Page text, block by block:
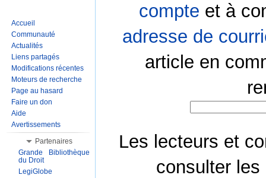
compte et à
adresse de
article en
Les lecteurs et
consulter les
Accueil
Communauté
Actualités
Liens partagés
Modifications récentes
Moteurs de recherche
Page au hasard
Faire un don
Aide
Avertissements
Partenaires
Grande Bibliothèque
du Droit
LegiGlobe